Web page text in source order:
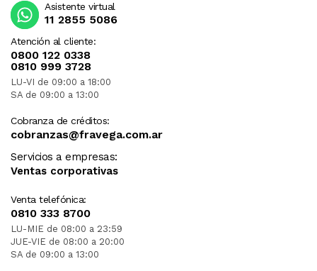
Atención al cliente:
0800 122 0338
0810 999 3728
LU-VI de 09:00 a 18:00
SA de 09:00 a 13:00
Cobranza de créditos:
cobranzas@fravega.com.ar
Servicios a empresas:
Ventas corporativas
Venta telefónica:
0810 333 8700
LU-MIE de 08:00 a 23:59
JUE-VIE de 08:00 a 20:00
SA de 09:00 a 13:00
Asistente virtual
11 2855 5086